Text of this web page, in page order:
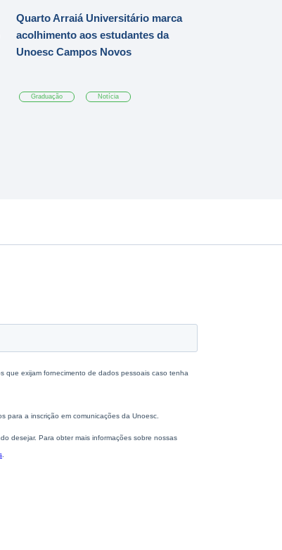
Quarto Arraiá Universitário marca
acolhimento aos estudantes da
Unoesc Campos Novos
Graduação Notícia